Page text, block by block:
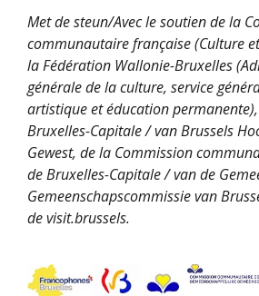
Met de steun/Avec le soutien de la
communautaire française (Culture
la Fédération Wallonie-Bruxelles
générale de la culture, service
artistique et éducation
Bruxelles-Capitale / van Brussels
Gewest, de la Commission
de Bruxelles-Capitale / van de
Gemeenschapscommissie van
de visit.brussels.